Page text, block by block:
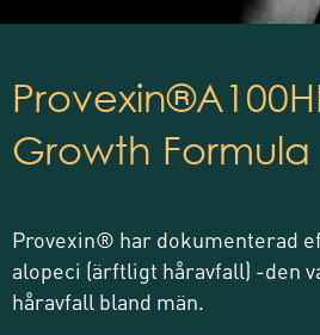
Growth Formula
Provexin® har dokumenterad
alopeci (ärftligt håravfall) -den
håravfall bland män.